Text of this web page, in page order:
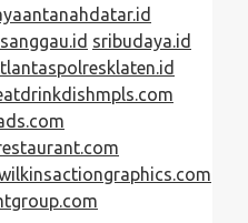
sribudaya.id